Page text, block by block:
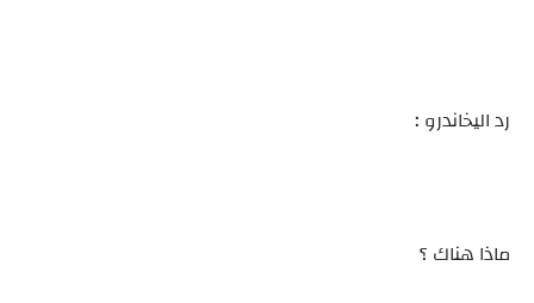
رد اليخاندرو :
ماذا هناك ؟